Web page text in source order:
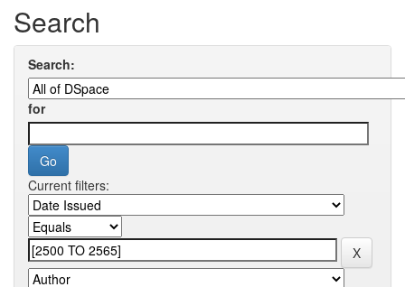
Search
Search:
for
Current filters: